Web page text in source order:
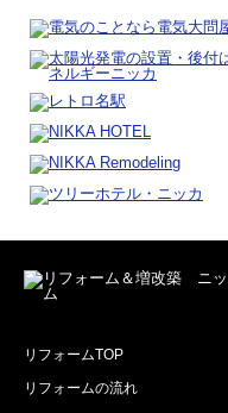
リフォームTOP
リフォームの流れ